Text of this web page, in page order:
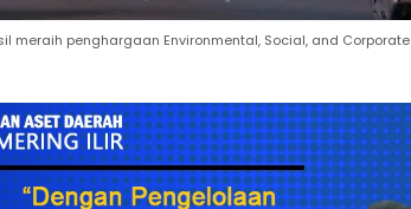
meraih penghargaan Environmental, Social, and Corporate